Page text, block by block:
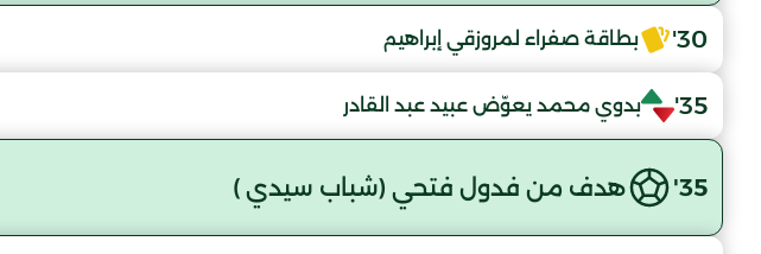
30' بطاقة صفراء لمروزقي إبراهيم
35' بدوي محمد يعوّض عبيد عبد القادر
35' هدف من فدول فتحي (شباب سيدي )